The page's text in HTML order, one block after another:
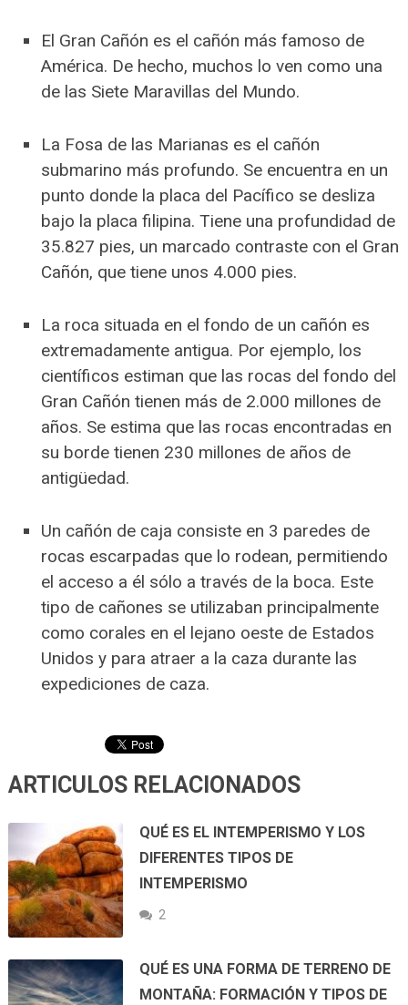
El Gran Cañón es el cañón más famoso de
América. De hecho, muchos lo ven como una
de las Siete Maravillas del Mundo.
La Fosa de las Marianas es el cañón
submarino más profundo. Se encuentra en un
punto donde la placa del Pacífico se desliza
bajo la placa filipina. Tiene una profundidad de
35.827 pies, un marcado contraste con el Gran
Cañón, que tiene unos 4.000 pies.
La roca situada en el fondo de un cañón es
extremadamente antigua. Por ejemplo, los
científicos estiman que las rocas del fondo del
Gran Cañón tienen más de 2.000 millones de
años. Se estima que las rocas encontradas en
su borde tienen 230 millones de años de
antigüedad.
Un cañón de caja consiste en 3 paredes de
rocas escarpadas que lo rodean, permitiendo
el acceso a él sólo a través de la boca. Este
tipo de cañones se utilizaban principalmente
como corales en el lejano oeste de Estados
Unidos y para atraer a la caza durante las
expediciones de caza.
ARTICULOS RELACIONADOS
QUÉ ES EL INTEMPERISMO Y LOS
DIFERENTES TIPOS DE
INTEMPERISMO
2
QUÉ ES UNA FORMA DE TERRENO DE
MONTAÑA: FORMACIÓN Y TIPOS DE